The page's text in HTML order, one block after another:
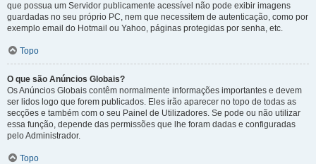
que possua um Servidor publicamente acessível não pode exibir imagens
guardadas no seu próprio PC, nem que necessitem de autenticação, como por
exemplo email do Hotmail ou Yahoo, páginas protegidas por senha, etc.
Topo
O que são Anúncios Globais?
Os Anúncios Globais contêm normalmente informações importantes e devem
ser lidos logo que forem publicados. Eles irão aparecer no topo de todas as
secções e também com o seu Painel de Utilizadores. Se pode ou não utilizar
essa função, depende das permissões que lhe foram dadas e configuradas
pelo Administrador.
Topo